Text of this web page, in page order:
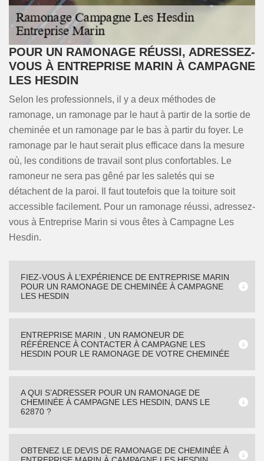
POUR UN RAMONAGE RÉUSSI, ADRESSEZ-
VOUS À ENTREPRISE MARIN À CAMPAGNE
LES HESDIN
Selon les professionnels, il y a deux méthodes de
ramonage, un ramonage par le haut à partir de la sortie de
cheminée et un ramonage par le bas à partir du foyer. Le
ramonage par le haut serait plus efficace dans la mesure
où, les conditions de travail sont plus confortables. Le
ramoneur ne sera pas gêné par les saletés qui se
détachent de la paroi. Il faut toutefois que la toiture soit
accessible facilement. Pour un ramonage réussi, adressez-
vous à Entreprise Marin si vous êtes à Campagne Les
Hesdin.
FIEZ-VOUS À L’EXPÉRIENCE DE ENTREPRISE MARIN
POUR UN RAMONAGE DE CHEMINÉE À CAMPAGNE
LES HESDIN
ENTREPRISE MARIN , UN RAMONEUR DE
RÉFÉRENCE À CONTACTER À CAMPAGNE LES
HESDIN POUR LE RAMONAGE DE VOTRE CHEMINÉE
A QUI S’ADRESSER POUR UN RAMONAGE DE
CHEMINÉE À CAMPAGNE LES HESDIN, DANS LE
62870 ?
OBTENEZ LE DEVIS DE RAMONAGE DE CHEMINÉE À